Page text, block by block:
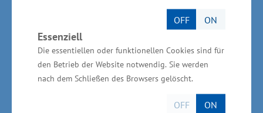
OFF ON
Essenziell
Die essentiellen oder funktionellen Cookies sind für
den Betrieb der Website notwendig. Sie werden
nach dem Schließen des Browsers gelöscht.
OFF ON
unter den Akteuren der Energiewende: In
insgesamt 31 Schulungen, Webinaren und
Online-Stammtischen zu Kernthemen der
Energiewende begrüßte die LEKA MV rund
1.650 Teilnehmer. Zusätzlich waren die
Experten der LEKA MV als Referenten gefragt